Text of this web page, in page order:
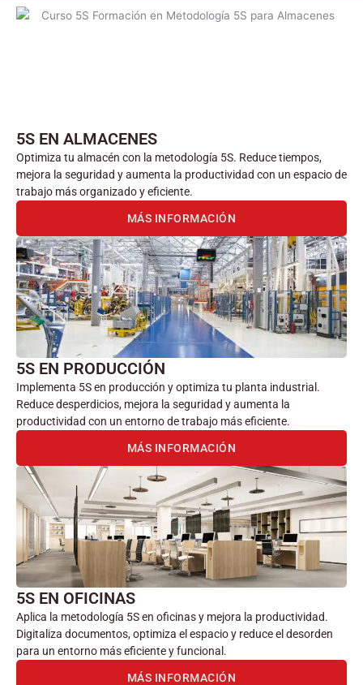
5S EN ALMACENES
Optimiza tu almacén con la metodología 5S. Reduce tiempos,
mejora la seguridad y aumenta la productividad con un espacio de
trabajo más organizado y eficiente.
MÁS INFORMACIÓN
5S EN PRODUCCIÓN
Implementa 5S en producción y optimiza tu planta industrial.
Reduce desperdicios, mejora la seguridad y aumenta la
productividad con un entorno de trabajo más eficiente.
MÁS INFORMACIÓN
5S EN OFICINAS
Aplica la metodología 5S en oficinas y mejora la productividad.
Digitaliza documentos, optimiza el espacio y reduce el desorden
para un entorno más eficiente y funcional.
MÁS INFORMACIÓN